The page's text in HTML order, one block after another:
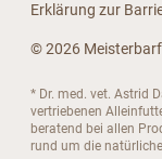
Erklärung zur
© 2026
* Dr. med. vet. Astrid
vertriebenen
beratend bei allen
rund um die